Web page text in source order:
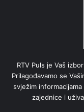
RTV Puls je Vaš
Prilagođavamo se
svježim
zajednice i